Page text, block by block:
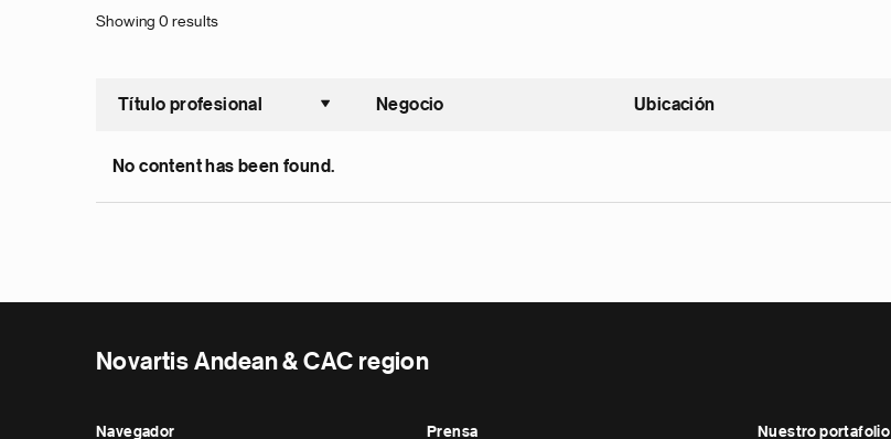
Showing 0 results
Título profesional
Ordenar ascendente
Negocio Ubicación
No content has been found.
Novartis Andean & CAC region
Navegador Prensa Nuestro portafolio